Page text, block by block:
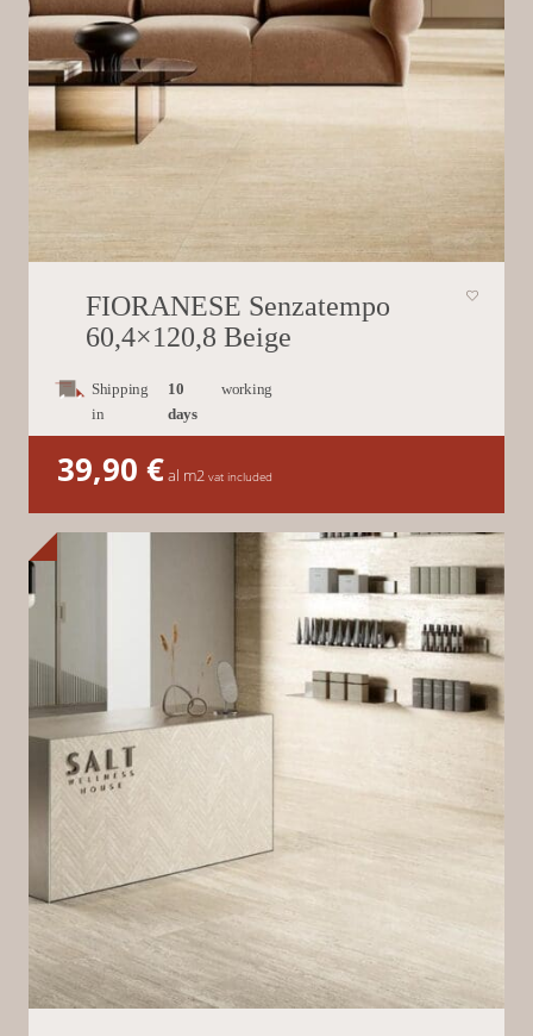
FIORANESE Senzatempo
60,4×120,8 Beige
Shipping
in
10
days
working
39,90 €al m2 vat included